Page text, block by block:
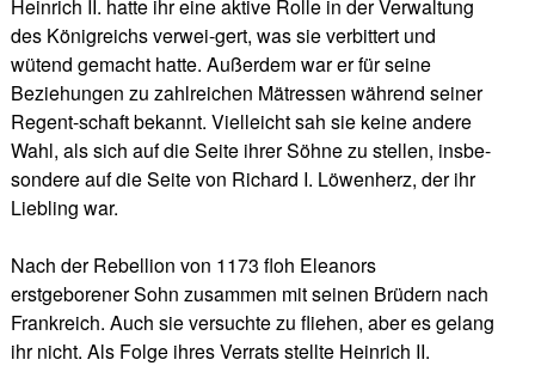
Heinrich II. hatte ihr eine aktive Rolle in der Verwaltung
des Königreichs verwei-gert, was sie verbittert und
wütend gemacht hatte. Außerdem war er für seine
Beziehungen zu zahlreichen Mätressen während seiner
Regent-schaft bekannt. Vielleicht sah sie keine andere
Wahl, als sich auf die Seite ihrer Söhne zu stellen, insbe-
sondere auf die Seite von Richard I. Löwenherz, der ihr
Liebling war.
Nach der Rebellion von 1173 floh Eleanors
erstgeborener Sohn zusammen mit seinen Brüdern nach
Frankreich. Auch sie versuchte zu fliehen, aber es gelang
ihr nicht. Als Folge ihres Verrats stellte Heinrich II.